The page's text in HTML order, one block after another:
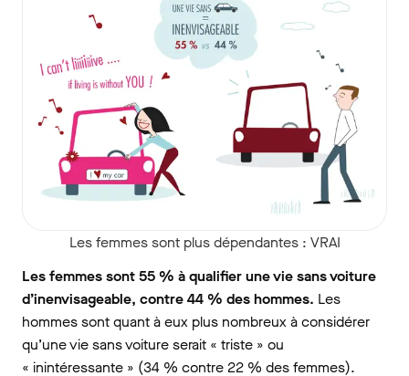
Les femmes sont plus dépendantes : VRAI
Les femmes sont 55 % à qualifier une vie sans voiture
d’inenvisageable, contre 44 % des hommes. Les
hommes sont quant à eux plus nombreux à considérer
qu’une vie sans voiture serait « triste » ou
« inintéressante » (34 % contre 22 % des femmes).